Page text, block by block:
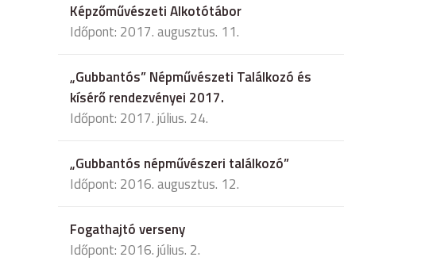
Képzőművészeti Alkotótábor
Időpont: 2017. augusztus. 11.
„Gubbantós” Népművészeti Találkozó és
kísérő rendezvényei 2017.
Időpont: 2017. július. 24.
„Gubbantós népművészeri találkozó”
Időpont: 2016. augusztus. 12.
Fogathajtó verseny
Időpont: 2016. július. 2.